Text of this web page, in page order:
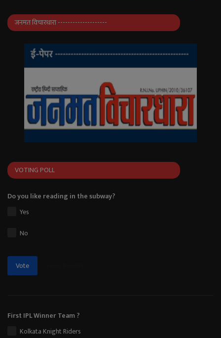
जनमत विचारधारा --------------------
VOTING POLL
Do you like reading in the subway?
Yes
No
Vote
First IPL Winner Team ?
Kolkata Knight Riders